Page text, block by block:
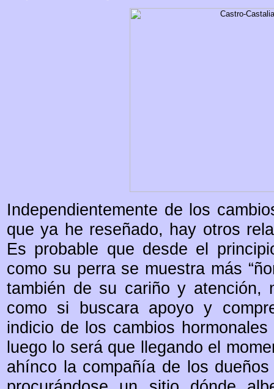
Independientemente de los
que ya he reseñado, hay otros
Es probable que desde el
como su perra se muestra más
también de su cariño y atención,
como si buscara apoyo y
indicio de los cambios
luego lo será que llegando el
ahínco la compañía de los